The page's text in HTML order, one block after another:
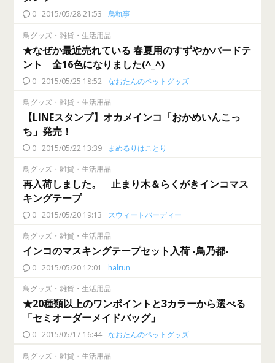
0 2015/05/28 21:53 鳥執事
鳥グッズ・雑貨・生活用品
★なぜか最近売れている 春夏用のすずやかバードテ
ント 全16色になりました(^_^)
0 2015/05/25 18:52 なおたんのペットグッズ
鳥グッズ・雑貨・生活用品
【LINEスタンプ】オカメインコ「おかめいんこっ
ち」発売！
0 2015/05/22 13:39 まめるりはことり
鳥グッズ・雑貨・生活用品
再入荷しました。 止まり木＆らくがきインコマス
キングテープ
0 2015/05/20 19:13 スウィートバーディー
鳥グッズ・雑貨・生活用品
インコのマスキングテープセット入荷 -鳥乃都-
0 2015/05/20 12:01 halrun
鳥グッズ・雑貨・生活用品
★20種類以上のワンポイントと3カラーから選べる
「セミオーダーメイドバッグ」
0 2015/05/17 16:44 なおたんのペットグッズ
鳥グッズ・雑貨・生活用品